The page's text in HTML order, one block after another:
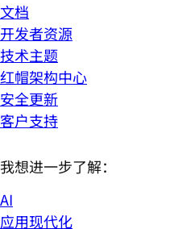
文档
开发者资源
技术主题
红帽架构中心
安全更新
客户支持
我想进一步了解：
AI
应用现代化